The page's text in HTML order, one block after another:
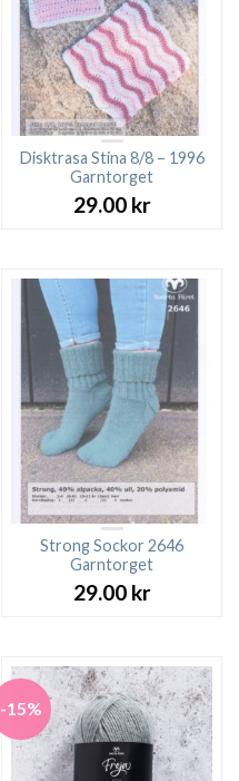
Disktrasa Stina 8/8 – 1996
Garntorget
29.00 kr
Strong Sockor 2646
Garntorget
29.00 kr
-15%